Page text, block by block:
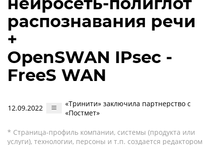
распознавания речи
+
OpenSWAN IPsec -
FreeS WAN
12.09.2022
«Тринити» заключила партнерство с
«Постмет»
* Страница-профиль компании, системы (продукта или
услуги), технологии, персоны и т.п. создается редактором